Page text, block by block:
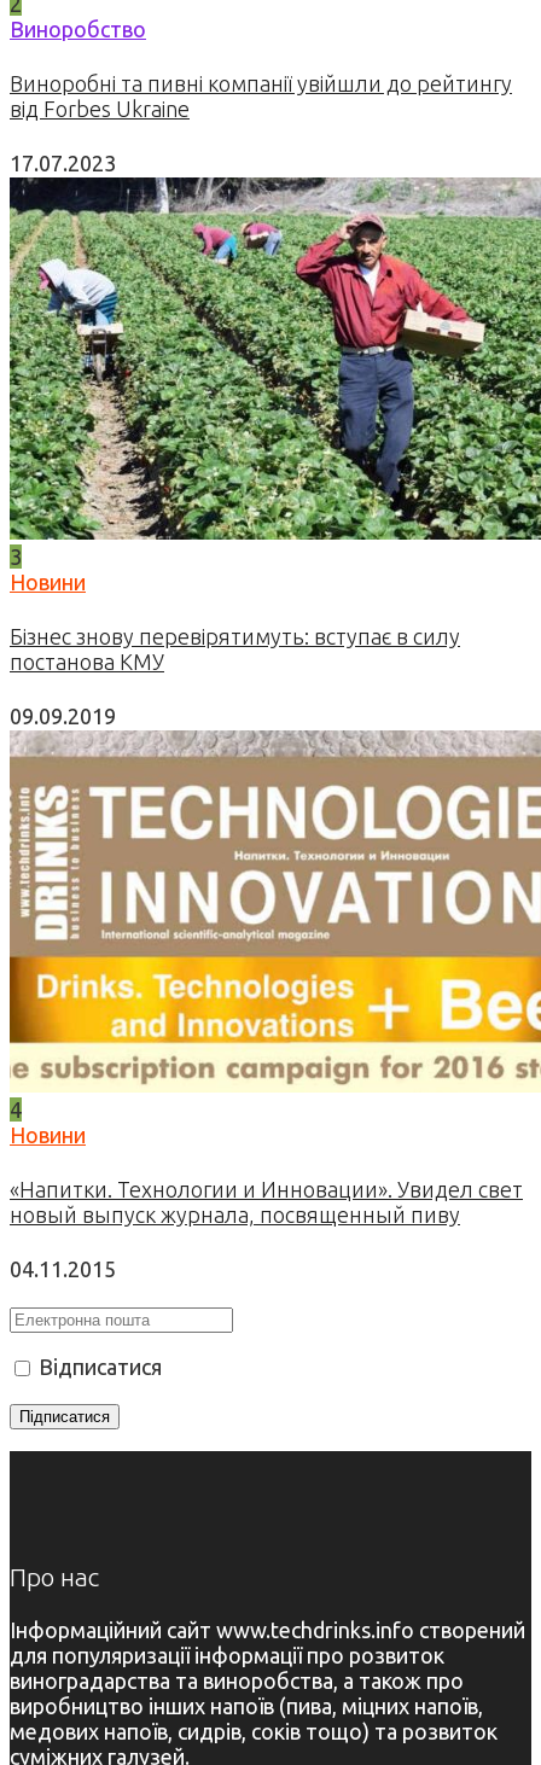
Виноробство
Виноробні та пивні компанії увійшли до рейтингу
від Forbes Ukraine
17.07.2023
3
Новини
Бізнес знову перевірятимуть: вступає в силу
постанова КМУ
09.09.2019
4
Новини
«Напитки. Технологии и Инновации». Увидел свет
новый выпуск журнала, посвященный пиву
04.11.2015
Відписатися
Про нас
Інформаційний сайт www.techdrinks.info створений
для популяризації інформації про розвиток
виноградарства та виноробства, а також про
виробництво інших напоїв (пива, міцних напоїв,
медових напоїв, сидрів, соків тощо) та розвиток
суміжних галузей.